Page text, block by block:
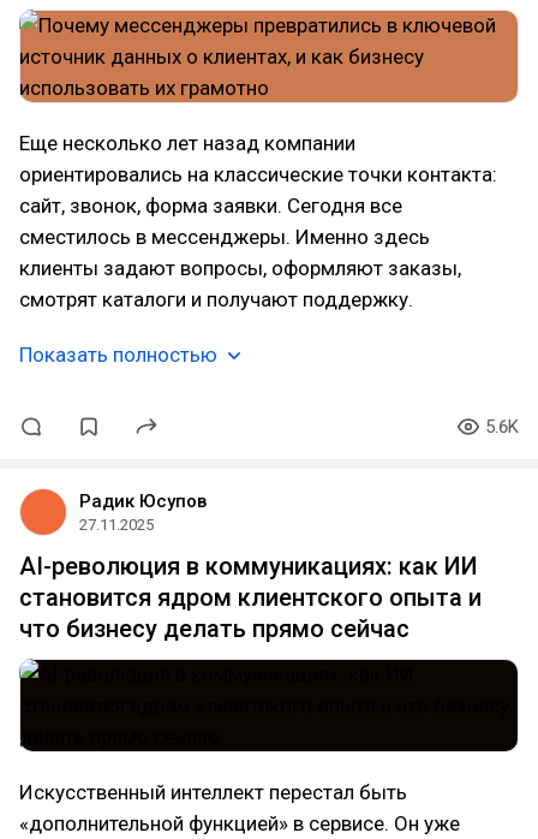
Еще несколько лет назад компании
ориентировались на классические точки контакта:
сайт, звонок, форма заявки. Сегодня все
сместилось в мессенджеры. Именно здесь
клиенты задают вопросы, оформляют заказы,
смотрят каталоги и получают поддержку.
Показать полностью
5.6K
Радик Юсупов
27.11.2025
AI-революция в коммуникациях: как ИИ
становится ядром клиентского опыта и
что бизнесу делать прямо сейчас
Искусственный интеллект перестал быть
«дополнительной функцией» в сервисе. Он уже